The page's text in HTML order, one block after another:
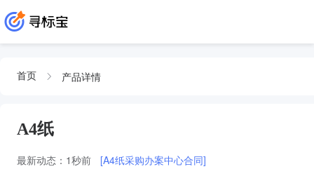
首页 产品详情
A4纸
最新动态： 1秒前 [A4纸采购办案中心合同]